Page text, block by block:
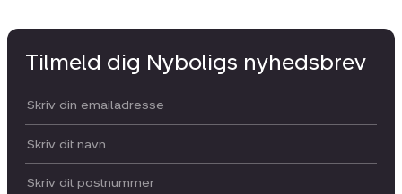
Tilmeld dig Nyboligs nyhedsbrev
Din email:
Dit navn:
Postnummer